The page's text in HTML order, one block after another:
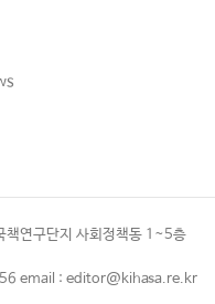
연구단지 사회정책동 1~5층
email : editor@kihasa.re.kr